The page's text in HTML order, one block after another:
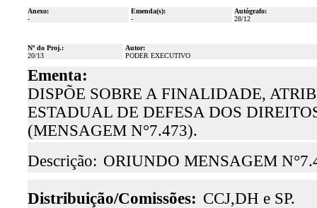
Anexo:
-
Emenda(s):
-
Autógrafo:
28/12
Nº do Proj.:
20/13
Autor:
PODER EXECUTIVO
Ementa:
DISPÕE SOBRE A FINALIDADE,
ESTADUAL DE DEFESA DOS
(MENSAGEM N°7.473).
Descrição: ORIUNDO MENSAGEM
Distribuição/Comissões: CCJ,DH e SP.